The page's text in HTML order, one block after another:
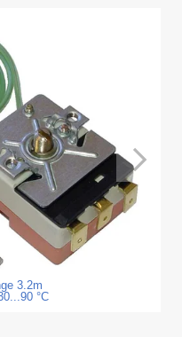
3.2m
°C